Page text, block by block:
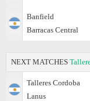
Banfield
Barracas Central
NEXT MATCHES
Talleres Cordoba
Lanus